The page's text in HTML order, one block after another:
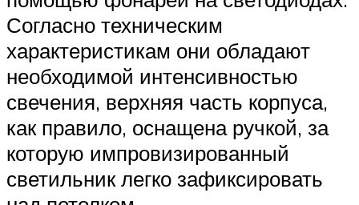
Согласно техническим
характеристикам они обладают
необходимой интенсивностью
свечения, верхняя часть корпуса,
как правило, оснащена ручкой, за
которую импровизированный
светильник легко зафиксировать